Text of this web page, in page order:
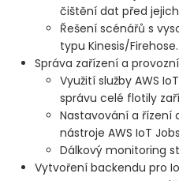
čištění dat před
Řešení scénářů s
typu Kinesis/Firehose.
Správa zařízení a
Využití služby AWS
správu celé flotily
Nastavování a řízení
nástroje AWS IoT
Dálkový monitoring
Vytvoření backendu pro